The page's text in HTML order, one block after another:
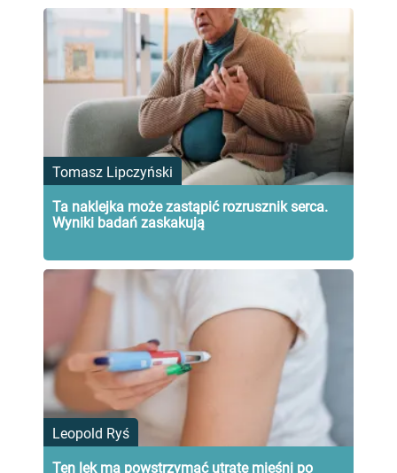
Tomasz Lipczyński
Ta naklejka może zastąpić rozrusznik serca.
Wyniki badań zaskakują
Leopold Ryś
Ten lek ma powstrzymać utratę mieśni po